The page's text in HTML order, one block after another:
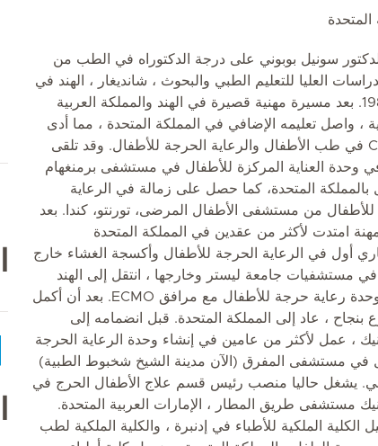
المتحدة
سونيل بوبوني على درجة الدكتوراه في الطب من
العليا للتعليم الطبي والبحوث ، شانديغار ، الهند في
عام 1987. بعد مسيرة مهنية قصيرة في الهند والمملكة العربية
، واصل تعليمه الإضافي في المملكة المتحدة ، مما أدى
إلى CCT في طب الأطفال والرعاية الحرجة للأطفال. وقد تلقى
وحدة العناية المركزة للأطفال في مستشفى برمنغهام
بالمملكة المتحدة، كما حصل على زمالة في الرعاية
للأطفال من مستشفى الأطفال المرضى، تورنتو، كندا. بعد
امتدت لأكثر من عقدين في المملكة المتحدة
أول في الرعاية الحرجة للأطفال وأكسجة الغشاء خارج
مستشفيات جامعة ليستر وخارجها ، انتقل إلى الهند
لإنشاء وحدة رعاية حرجة للأطفال مع مرافق ECMO. بعد أن أكمل
بنجاح ، عاد إلى المملكة المتحدة. قبل انضمامه إلى
، عمل لأكثر من عامين في إنشاء وحدة الرعاية الحرجة
في مستشفى المفرق (الآن مدينة الشيخ شخبوط الطبية)
يشغل حاليا منصب رئيس قسم علاج الأطفال الحرج في
مستشفى طريق المطار ، الإمارات العربية المتحدة.
الكلية الملكية للأطباء في إدنبرة ، والكلية الملكية لطب